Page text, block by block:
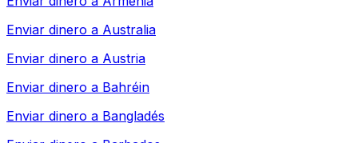
Enviar dinero a Australia
Enviar dinero a Austria
Enviar dinero a Bahréin
Enviar dinero a Bangladés